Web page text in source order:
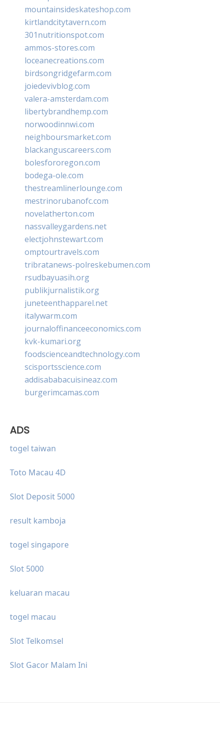
mountainsideskateshop.com
kirtlandcitytavern.com
301nutritionspot.com
ammos-stores.com
loceanecreations.com
birdsongridgefarm.com
joiedevivblog.com
valera-amsterdam.com
libertybrandhemp.com
norwoodinnwi.com
neighboursmarket.com
blackanguscareers.com
bolesfororegon.com
bodega-ole.com
thestreamlinerlounge.com
mestrinorubanofc.com
novelatherton.com
nassvalleygardens.net
electjohnstewart.com
omptourtravels.com
tribratanews-polreskebumen.com
rsudbayuasih.org
publikjurnalistik.org
juneteenthapparel.net
italywarm.com
journaloffinanceeconomics.com
kvk-kumari.org
foodscienceandtechnology.com
scisportsscience.com
addisababacuisineaz.com
burgerimcamas.com
ADS
togel taiwan
Toto Macau 4D
Slot Deposit 5000
result kamboja
togel singapore
Slot 5000
keluaran macau
togel macau
Slot Telkomsel
Slot Gacor Malam Ini